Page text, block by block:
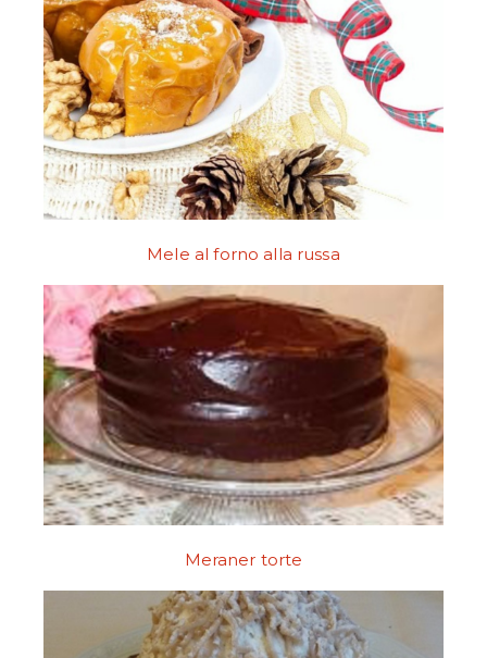
Mele al forno alla russa
Meraner torte